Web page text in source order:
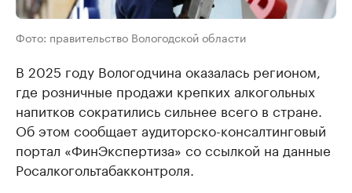
Фото: правительство Вологодской области
В 2025 году Вологодчина оказалась регионом,
где розничные продажи крепких алкогольных
напитков сократились сильнее всего в стране.
Об этом сообщает аудиторско-консалтинговый
портал «ФинЭкспертиза» со ссылкой на данные
Росалкогольтабакконтроля.